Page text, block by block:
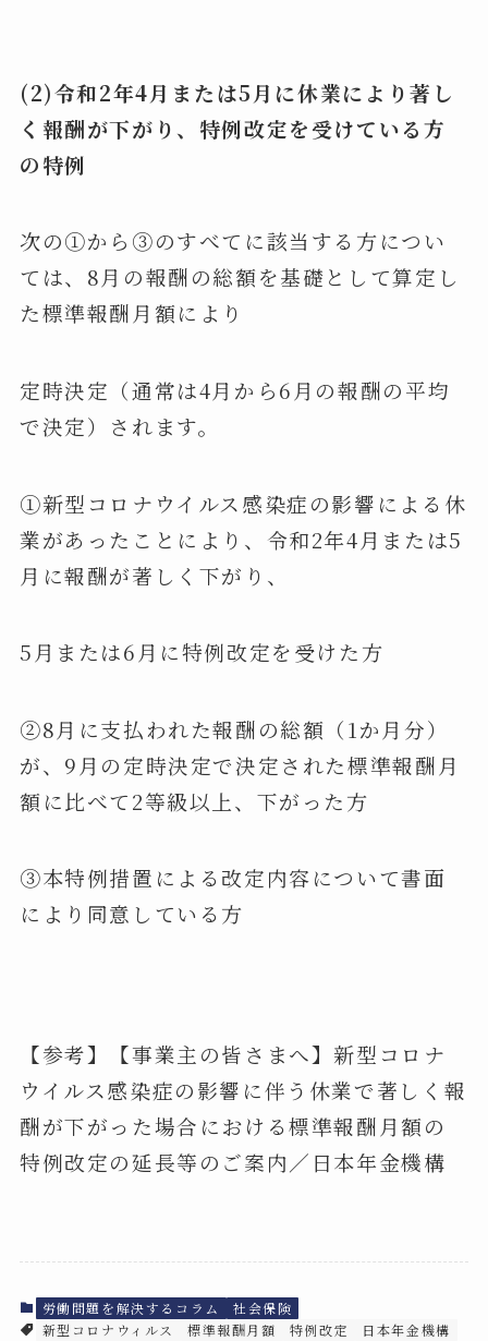
(2)令和2年4月または5月に休業により著し
く報酬が下がり、特例改定を受けている方
の特例
次の①から③のすべてに該当する方につい
ては、8月の報酬の総額を基礎として算定し
た標準報酬月額により
定時決定（通常は4月から6月の報酬の平均
で決定）されます。
①新型コロナウイルス感染症の影響による休
業があったことにより、令和2年4月または5
月に報酬が著しく下がり、
5月または6月に特例改定を受けた方
②8月に支払われた報酬の総額（1か月分）
が、9月の定時決定で決定された標準報酬月
額に比べて2等級以上、下がった方
③本特例措置による改定内容について書面
により同意している方
【参考】【事業主の皆さまへ】新型コロナ
ウイルス感染症の影響に伴う休業で著しく報
酬が下がった場合における標準報酬月額の
特例改定の延長等のご案内／日本年金機構
労働問題を解決するコラム
社会保険
新型コロナウィルス
標準報酬月額 特例改定 日本年金機構